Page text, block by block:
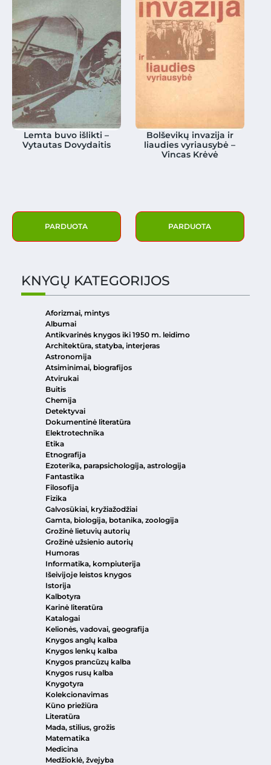
Lemta buvo išlikti –
Vytautas Dovydaitis
PARDUOTA
Bolševikų invazija ir
liaudies vyriausybė –
Vincas Krėvė
PARDUOTA
KNYGŲ KATEGORIJOS
Aforizmai, mintys
Albumai
Antikvarinės knygos iki 1950 m. leidimo
Architektūra, statyba, interjeras
Astronomija
Atsiminimai, biografijos
Atvirukai
Buitis
Chemija
Detektyvai
Dokumentinė literatūra
Elektrotechnika
Etika
Etnografija
Ezoterika, parapsichologija, astrologija
Fantastika
Filosofija
Fizika
Galvosūkiai, kryžiažodžiai
Gamta, biologija, botanika, zoologija
Grožinė lietuvių autorių
Grožinė užsienio autorių
Humoras
Informatika, kompiuterija
Išeivijoje leistos knygos
Istorija
Kalbotyra
Karinė literatūra
Katalogai
Kelionės, vadovai, geografija
Knygos anglų kalba
Knygos lenkų kalba
Knygos prancūzų kalba
Knygos rusų kalba
Knygotyra
Kolekcionavimas
Kūno priežiūra
Literatūra
Mada, stilius, grožis
Matematika
Medicina
Medžioklė, žvejyba